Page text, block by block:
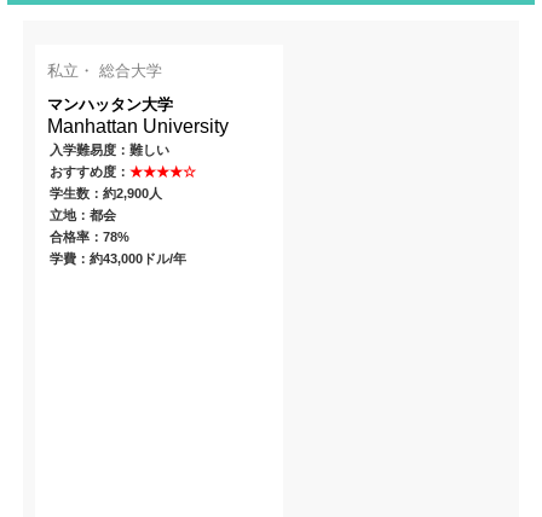
私立・ 総合大学
マンハッタン大学
Manhattan University
入学難易度：難しい
おすすめ度：★★★★☆
学生数：約2,900人
立地：都会
合格率：78%
学費：約43,000ドル/年